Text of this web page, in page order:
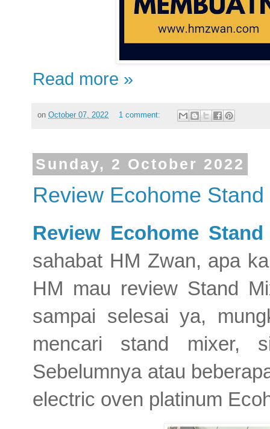
Read more »
on October 07, 2022 1 comment:
Sunday, 2 October 2022
Review Ecohome
Review Ecohome
sahabat HM Zwan, apa
HM mau review Stand
sampai selesai ya,
mencari stand mixer,
Sebelumnya atau
electric oven platinum